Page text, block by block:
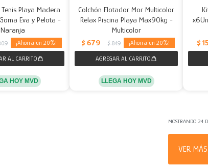
Playa Madera
Eva y Pelota -
Naranja
20
HOY MVD
Colchón Flotador Mor Multicolor
Relax Piscina Playa Max90kg -
Multicolor
$ 679 $ 849 20
LLEGA HOY MVD
$
MOSTRANDO24
VER MÁS